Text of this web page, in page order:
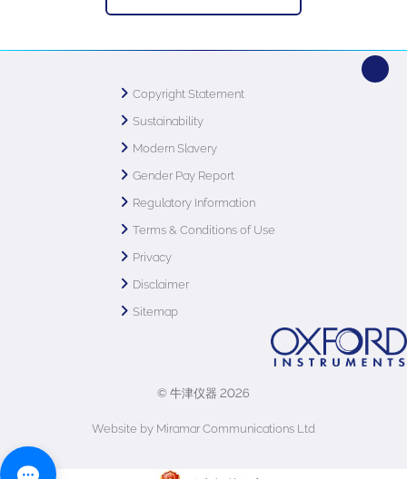
Copyright Statement
Sustainability
Modern Slavery
Gender Pay Report
Regulatory Information
Terms & Conditions of Use
Privacy
Disclaimer
Sitemap
© 牛津仪器 2026
Website by Miramar Communications Ltd